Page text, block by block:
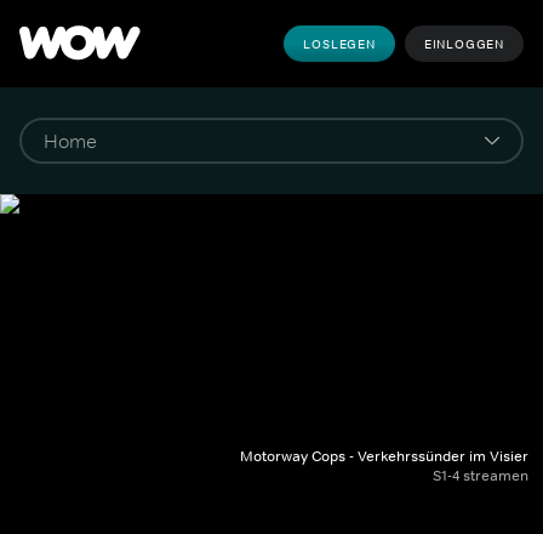
LOSLEGEN EINLOGGEN
Motorway Cops - Verkehrssünder im Visier
S1-4 streamen